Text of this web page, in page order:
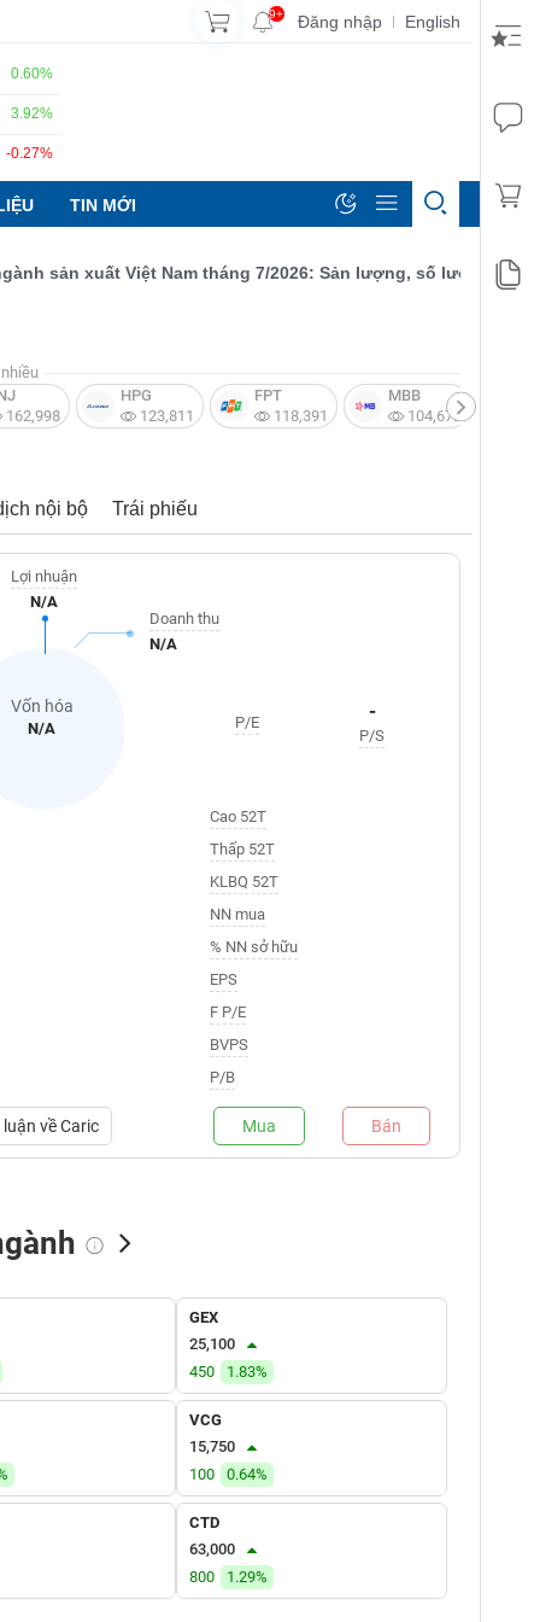
9+ Đăng nhập | English
0.60%
3.92%
-0.27%
TIN MỚI
sản xuất Việt Nam tháng 7/2026: Sản lượng, số lượng đơn đặt
162,998
HPG
123,811
FPT
118,391
MBB
104,672
nội bộ Trái phiếu
Vốn hóa
N/A
Lợi nhuận
N/A
Doanh thu
N/A
P/E -
P/S
Cao 52T
Thấp 52T
KLBQ 52T
NN mua
% NN sở hữu
EPS
F P/E
BVPS
P/B
vềCaric Mua Bán
Tự doanh mua
GEX
25,100
450
1.83%
VCG
15,750
100
0.64%
CTD
63,000
800
1.29%